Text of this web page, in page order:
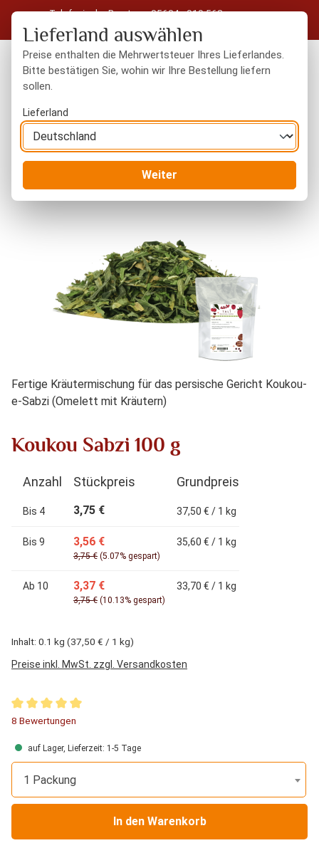
Zum Hauptinhalt springen
Telefonische Beratung: 05604 - 919 563
Kostenloser Versand in Deutschland ab 50 € Warenwert
Fertige Kräutermischung für das persische Gericht Koukou-
e-Sabzi (Omelett mit Kräutern)
Koukou Sabzi 100 g
Anzahl Stückpreis Grundpreis
Bis 4 3,75 € 37,50 € / 1 kg
Bis 9 3,56 €
3,75 € (5.07% gespart)
35,60 € / 1 kg
Ab 10 3,37 €
3,75 € (10.13% gespart)
33,70 € / 1 kg
Inhalt: 0.1 kg (37,50 € / 1 kg)
Preise inkl. MwSt. zzgl. Versandkosten
Durchschnittliche Bewertung von 5 von 5 Sternen
8 Bewertungen
auf Lager, Lieferzeit: 1-5 Tage
1 Packung
In den Warenkorb
Lieferland auswählen
Preise enthalten die Mehrwertsteuer Ihres Lieferlandes.
Bitte bestätigen Sie, wohin wir Ihre Bestellung liefern
sollen.
Lieferland
Weiter